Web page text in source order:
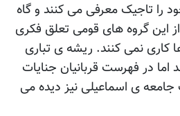
را تاجیک معرفی می کنند و گاه
این گروه های قومی تعلق فکری
کاری نمی کنند. ریشه ی تباری
اما در فهرست قربانیان جنایات
جامعه ی اسماعیلی نیز دیده می